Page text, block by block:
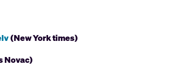
(New York times)
Novac)